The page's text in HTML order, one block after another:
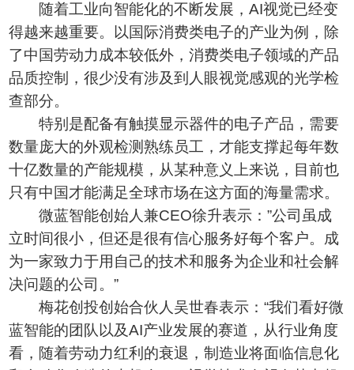
随着工业向智能化的不断发展，AI视觉已经变
得越来越重要。以国际消费类电子的产业为例，除
了中国劳动力成本较低外，消费类电子领域的产品
品质控制，很少没有涉及到人眼视觉感观的光学检
查部分。
特别是配备有触摸显示器件的电子产品，需要
数量庞大的外观检测熟练员工，才能支撑起每年数
十亿数量的产能规模，从某种意义上来说，目前也
只有中国才能满足全球市场在这方面的海量需求。
微蓝智能创始人兼CEO徐升表示：”公司虽成
立时间很小，但还是很有信心服务好每个客户。成
为一家致力于用自己的技术和服务为企业和社会解
决问题的公司。”
梅花创投创始合伙人吴世春表示：“我们看好微
蓝智能的团队以及AI产业发展的赛道，从行业角度
看，随着劳动力红利的衰退，制造业将面临信息化